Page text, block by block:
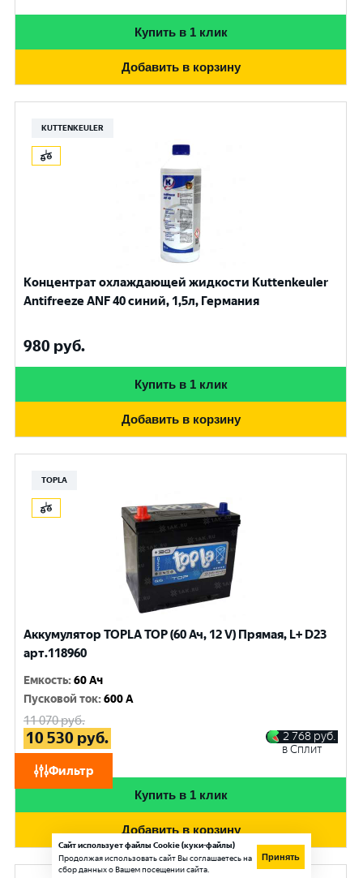
Фильтр
Купить в 1 клик
Добавить в корзину
KUTTENKEULER
Концентрат охлаждающей жидкости Kuttenkeuler
Antifreeze ANF 40 синий, 1,5л, Германия
980 руб.
Купить в 1 клик
Добавить в корзину
TOPLA
Аккумулятор TOPLA TOP (60 Ач, 12 V) Прямая, L+ D23
арт.118960
Емкость:60 Ач
Пусковой ток:600 A
11 070руб.
10 530 руб.
при обмене
2 768 руб.
в Сплит
Купить в 1 клик
Добавить в корзину
Сайт использует файлы Cookie (куки-файлы)
Продолжая использовать сайт Вы соглашаетесь на
сбор данных о Вашем посещении сайта.
Принять